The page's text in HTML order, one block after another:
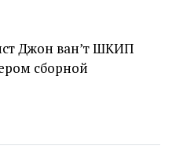
Джон ван’т ШКИП
сборной